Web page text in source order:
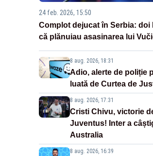
24 feb. 2026, 15:50
Complot dejucat în Serbia: doi
că plănuiau asasinarea lui
8 aug. 2026, 18:31
Adio, alerte de poliție
luată de Curtea de
8 aug. 2026, 17:31
Cristi Chivu, victorie
Juventus! Inter a
Australia
8 aug. 2026, 16:39